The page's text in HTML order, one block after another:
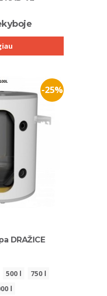
-25%
DRAŽICE
500 l
750 l
l